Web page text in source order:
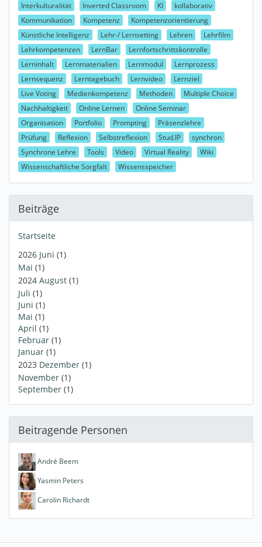
Interkulturalität
Inverted Classroom KI
kollaborativ
Kommunikation
Kompetenz
Kompetenzorientierung
Künstliche Intelligenz
Lehr-/ Lernsetting Lehren
Lehrfilm
Lehrkompetenzen
LernBar
Lernfortschrittskontrolle
Lerninhalt
Lernmaterialien Lernmodul
Lernprozess
Lernsequenz
Lerntagebuch Lernvideo
Lernziel
Live Voting
Medienkompetenz Methoden
Multiple Choice
Nachhaltigkeit
Online Lernen
Online Seminar
Organisation
Portfolio Prompting
Präsenzlehre
Prüfung
Reflexion Selbstreflexion Stud.IP
synchron
Synchrone Lehre
Tools Video Virtual Reality
Wiki
Wissenschaftliche Sorgfalt
Wissensspeicher
Beiträge
Startseite
2026 Juni (1)
Mai (1)
2024 August (1)
Juli (1)
Juni (1)
Mai (1)
April (1)
Februar (1)
Januar (1)
2023 Dezember (1)
November (1)
September (1)
Beitragende Personen
André Beem
Yasmin Peters
Carolin Richardt